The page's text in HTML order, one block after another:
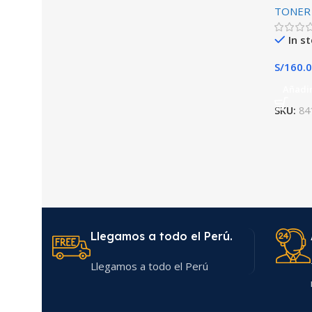
C2003
In
S/
SKU:
Llegamos a todo el Perú.
Llegamos a todo el Perú